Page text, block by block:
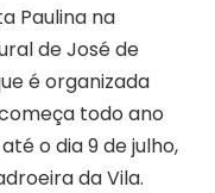
Paulina na
de José de
é organizada
todo ano
o dia 9 de julho,
da Vila.